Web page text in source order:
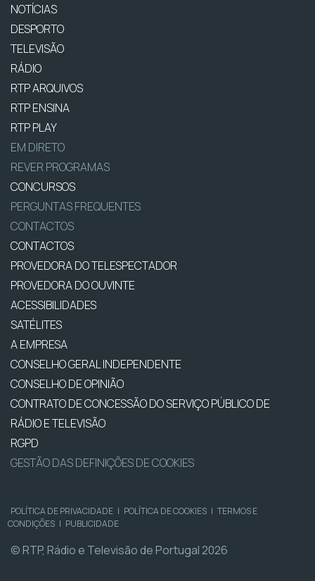
NOTÍCIAS
DESPORTO
TELEVISÃO
RÁDIO
RTP ARQUIVOS
RTP ENSINA
RTP PLAY
EM DIRETO
REVER PROGRAMAS
CONCURSOS
PERGUNTAS FREQUENTES
CONTACTOS
CONTACTOS
PROVEDORA DO TELESPECTADOR
PROVEDORA DO OUVINTE
ACESSIBILIDADES
SATÉLITES
A EMPRESA
CONSELHO GERAL INDEPENDENTE
CONSELHO DE OPINIÃO
CONTRATO DE CONCESSÃO DO SERVIÇO PÚBLICO DE
RÁDIO E TELEVISÃO
RGPD
GESTÃO DAS DEFINIÇÕES DE COOKIES
POLÍTICA DE PRIVACIDADE | POLÍTICA DE COOKIES | TERMOS E
CONDIÇÕES | PUBLICIDADE
© RTP, Rádio e Televisão de Portugal 2026